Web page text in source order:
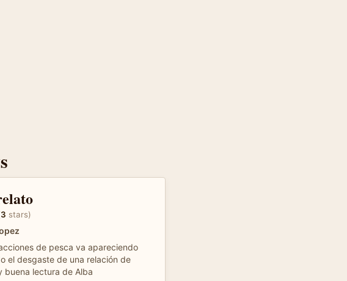
3 stars)
de pesca va apareciendo
el desgaste de una relación de
buena lectura de Alba